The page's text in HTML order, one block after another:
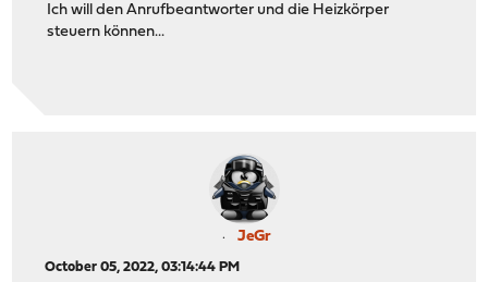
Ich will den Anrufbeantworter und die Heizkörper
steuern können...
JeGr
October 05, 2022, 03:14:44 PM